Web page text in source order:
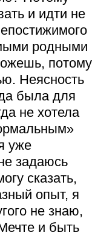
и идти не
родными
потому
Неясность
была для
не хотела
уже
задаюсь
сказать,
опыт, я
не знаю,
и быть